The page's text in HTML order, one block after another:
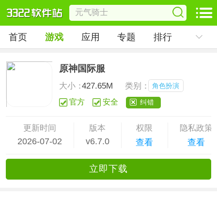
首页 游戏 应用 专题 排行
原神国际服
大小：427.65M 类别： 角色扮演
官方 安全 纠错
更新时间
2026-07-02
版本
v6.7.0
权限
查看
隐私政策
查看
立即下载